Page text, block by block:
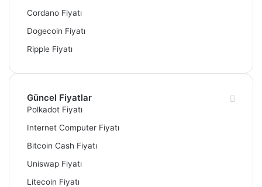
Cordano Fiyatı
Dogecoin Fiyatı
Ripple Fiyatı
Güncel Fiyatlar
Polkadot Fiyatı
Internet Computer Fiyatı
Bitcoin Cash Fiyatı
Uniswap Fiyatı
Litecoin Fiyatı